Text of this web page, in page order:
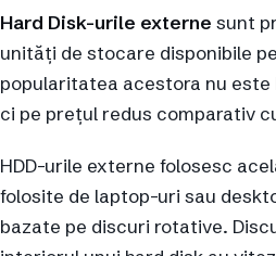
Hard Disk-urile externe sunt
unități de stocare disponibile
popularitatea acestora nu
ci pe prețul redus comparativ
HDD-urile externe folosesc
folosite de laptop-uri sau
bazate pe discuri rotative.